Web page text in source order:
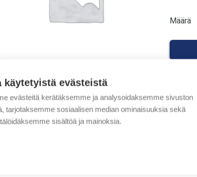
käytetyistä evästeistä
evästeitä kerätäksemme ja analysoidaksemme sivuston
tarjotaksemme sosiaalisen median ominaisuuksia sekä
sisältöä ja mainoksia.
Määrä
Määrä